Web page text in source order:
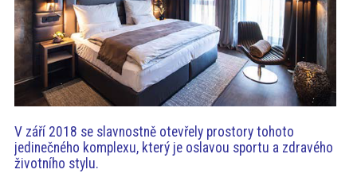
Kontakt
V září 2018 se slavnostně otevřely prostory tohoto
jedinečného komplexu, který je oslavou sportu a zdravého
životního stylu.